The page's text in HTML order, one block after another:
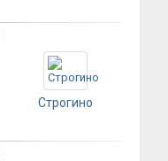
Строгино